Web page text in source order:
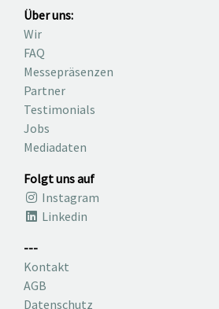
Über uns:
Wir
FAQ
Messepräsenzen
Partner
Testimonials
Jobs
Mediadaten
Folgt uns auf
Instagram
Linkedin
---
Kontakt
AGB
Datenschutz